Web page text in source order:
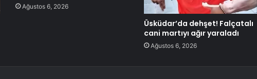
Ağustos 6, 2026
Üsküdar’da dehşet! Falçatalı
cani martıyı ağır yaraladı
Ağustos 6, 2026